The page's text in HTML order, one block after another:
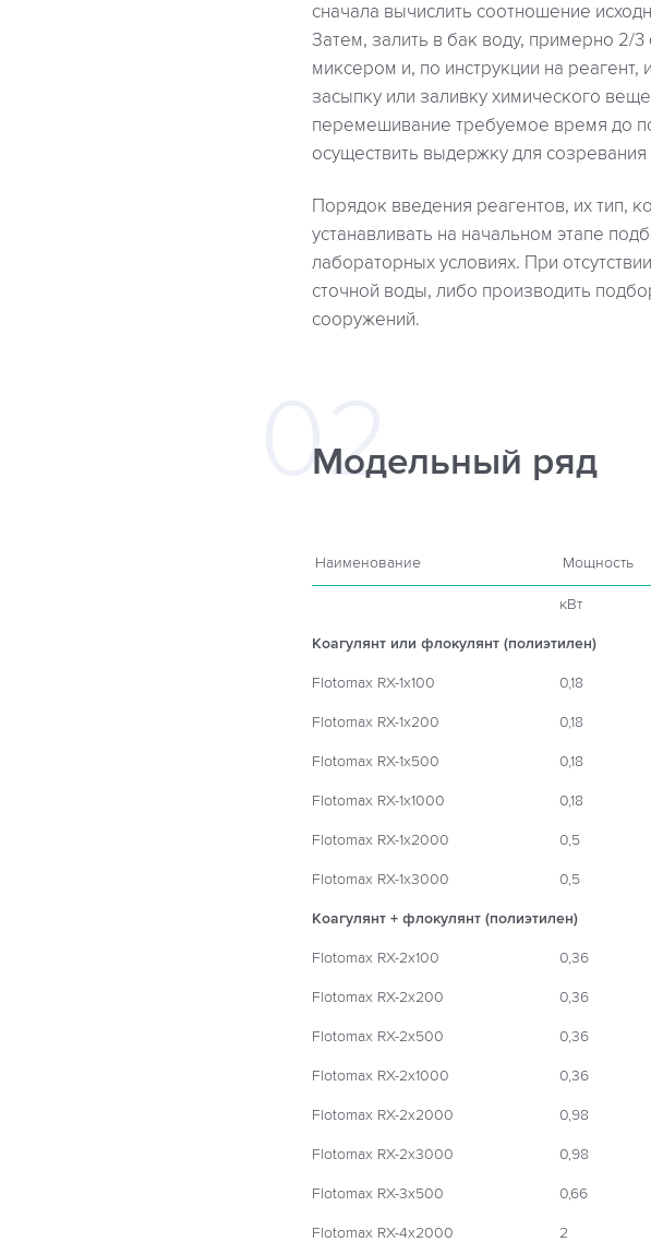
сначала вычислить соотношение
Затем, залить в бак воду, примерно 2/
миксером и, по инструкции на
засыпку или заливку химического
перемешивание требуемое время до
осуществить выдержку для
Порядок введения реагентов, их тип,
устанавливать на начальном этапе
лабораторных условиях. При
сточной воды, либо производить
сооружений.
Модельный ряд
Наименование Мощность
кВт
Коагулянт или флокулянт (полиэтилен)
Flotomax RX-1x100 0,18
Flotomax RX-1x200 0,18
Flotomax RX-1x500 0,18
Flotomax RX-1x1000 0,18
Flotomax RX-1x2000 0,5
Flotomax RX-1x3000 0,5
Коагулянт + флокулянт (полиэтилен)
Flotomax RX-2x100 0,36
Flotomax RX-2x200 0,36
Flotomax RX-2x500 0,36
Flotomax RX-2x1000 0,36
Flotomax RX-2x2000 0,98
Flotomax RX-2x3000 0,98
Flotomax RX-3x500 0,66
Flotomax RX-4x2000 2